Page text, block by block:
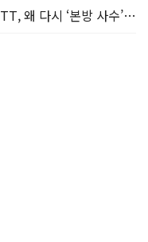
[김민서의 AI가-중계] 골라 보던 OTT, 왜 다시 ‘본방 사수’를 부르나